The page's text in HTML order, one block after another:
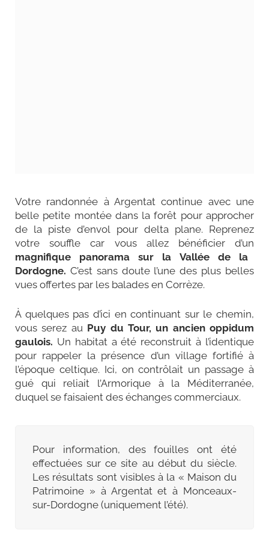
Votre randonnée à Argentat continue avec une
belle petite montée dans la forêt pour approcher
de la piste d’envol pour delta plane. Reprenez
votre souffle car vous allez bénéficier d’un
magnifique panorama sur la Vallée de la
Dordogne. C’est sans doute l’une des plus belles
vues offertes par les balades en Corrèze.
À quelques pas d’ici en continuant sur le chemin,
vous serez au Puy du Tour, un ancien oppidum
gaulois. Un habitat a été reconstruit à l’identique
pour rappeler la présence d’un village fortifié à
l’époque celtique. Ici, on contrôlait un passage à
gué qui reliait l’Armorique à la Méditerranée,
duquel se faisaient des échanges commerciaux.
Pour information, des fouilles ont été
effectuées sur ce site au début du siècle.
Les résultats sont visibles à la « Maison du
Patrimoine » à Argentat et à Monceaux-
sur-Dordogne (uniquement l’été).